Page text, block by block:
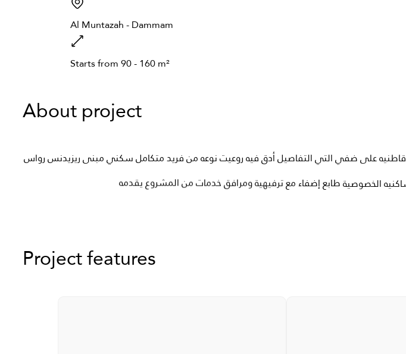
AlMuntazah-Dammam
Startsfrom90-160m²
About project
رواسريزيدنسمبنىسكنيمتكاملفريدمننوعهروعيتفيهأدقالتفاصيلالتيضفيعلىقاطنيه
يقدمهالمشروعمنخدماتومرافقترفيهيةمعإضفاءطابعالخصوصية
Projectfeatures